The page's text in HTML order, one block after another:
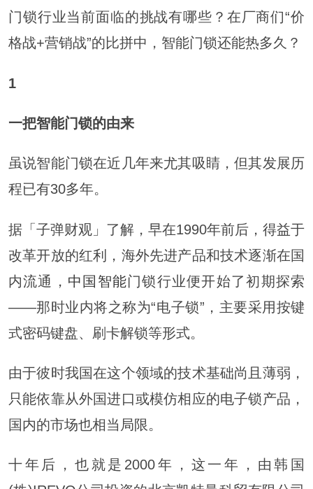
门锁行业当前面临的挑战有哪些？在厂商们“价
格战+营销战”的比拼中，智能门锁还能热多久？
1
一把智能门锁的由来
虽说智能门锁在近几年来尤其吸睛，但其发展历
程已有30多年。
据「子弹财观」了解，早在1990年前后，得益于
改革开放的红利，海外先进产品和技术逐渐在国
内流通， 中国智能门锁行业便开始了初期探索
——那时业内将之称为“电子锁”，主要采用按键
式密码键盘、刷卡解锁等形式。
由于彼时我国在这个领域的技术基础尚且薄弱，
只能依靠从外国进口或模仿相应的电子锁产品，
国内的市场也相当局限。
十年后，也就是2000年，这一年，由韩国